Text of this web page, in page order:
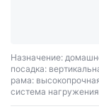
Назначение:
посадка:
рама:
система
кол-во уровней